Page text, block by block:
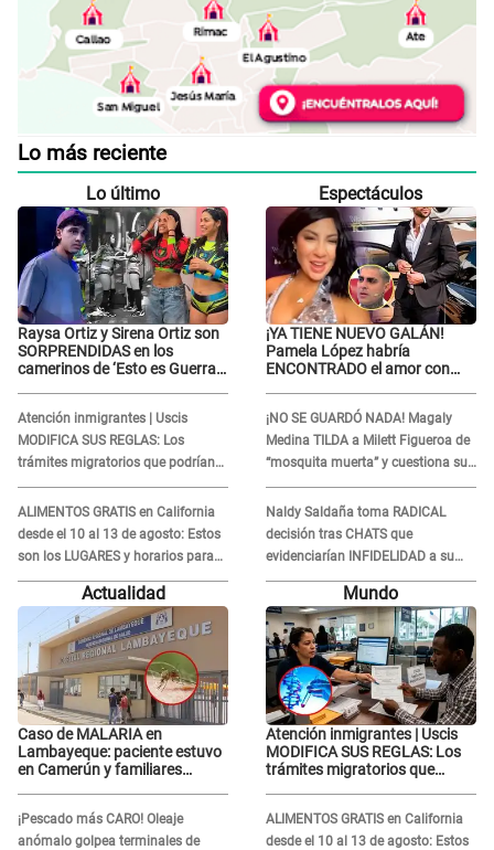
Lo más reciente
Lo último
Raysa Ortiz y Sirena Ortiz son
SORPRENDIDAS en los
camerinos de ‘Esto es Guerra’
Gabriel Moisés: “Gracias”
Atención inmigrantes | Uscis
MODIFICA SUS REGLAS: Los
trámites migratorios que podrían
necesitar tu prueba de ADN
ALIMENTOS GRATIS en California
desde el 10 al 13 de agosto: Estos
son los LUGARES y horarios para
recibir la ayuda
Espectáculos
¡YA TIENE NUEVO GALÁN!
Pamela López habría
ENCONTRADO el amor con
la ECHA en VIVO
¡NO SE GUARDÓ NADA! Magaly
Medina TILDA a Milett Figueroa de
“mosquita muerta” y cuestiona su
RECONCILIACIÓN con Marcelo
Tinelli en TV argentina
Naldy Saldaña toma RADICAL
decisión tras CHATS que
evidenciarían INFIDELIDAD a su
novio con animador de 'La Bella
Luz': "Un día..."
Actualidad
Caso de MALARIA en
Lambayeque: paciente estuvo
en Camerún y familiares
¡Pescado más CARO! Oleaje
anómalo golpea terminales de
Mundo
Atención inmigrantes | Uscis
MODIFICA SUS REGLAS: Los
trámites migratorios que
ALIMENTOS GRATIS en California
desde el 10 al 13 de agosto: Estos